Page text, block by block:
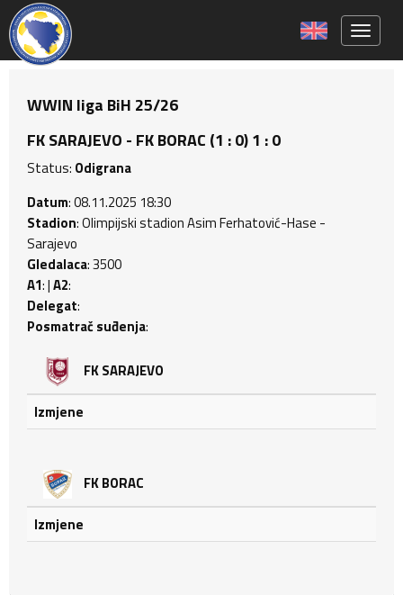
WWIN liga BiH 25/26
FK SARAJEVO - FK BORAC (1 : 0) 1 : 0
Status: Odigrana
Datum: 08.11.2025 18:30
Stadion: Olimpijski stadion Asim Ferhatović-Hase -
Sarajevo
Gledalaca: 3500
A1: |A2:
Delegat:
Posmatrač suđenja:
FK SARAJEVO
Izmjene
FK BORAC
Izmjene